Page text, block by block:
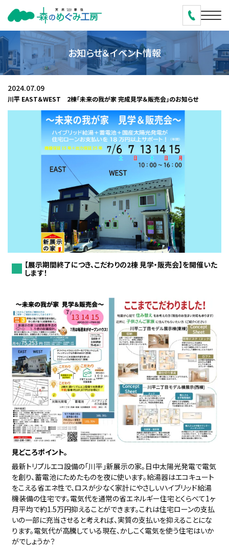
お知らせ＆イベント情報
2024.07.09
川平 EAST＆WEST 2棟「未来の我が家 完成見学＆販売会」のお知らせ
【展示期間終了につき、こだわりの2棟 見学・販売会】を開催いた
します！
見どころポイント。
最新トリプルエコ設備の「川平」新展示の家。日中太陽光発電で電気
を創り、蓄電池にためたものを夜に使います。給湯器はエコキュート
をこえる省エネ性で、ロスが少なく家計にやさしいハイブリッド給湯
機装備の住宅です。電気代を通常の省エネルギー住宅とくらべて1ヶ
月平均で約1.5万円抑えることができます。これは住宅ローンの支払
いの一部に充当させると考えれば、実質の支払いを抑えることにな
ります。電気代が高騰している現在、かしこく電気を使う住宅はいか
がでしょうか？